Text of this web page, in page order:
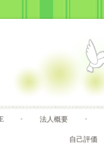
法人概要
自己評価